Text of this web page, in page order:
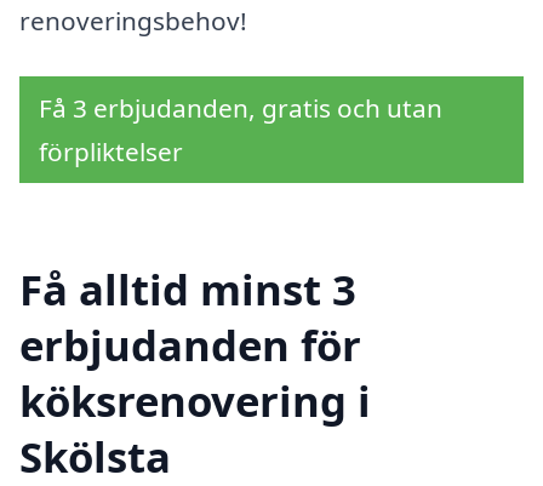
renoveringsbehov!
Få 3 erbjudanden, gratis och utan
förpliktelser
Få alltid minst 3
erbjudanden för
köksrenovering i
Skölsta